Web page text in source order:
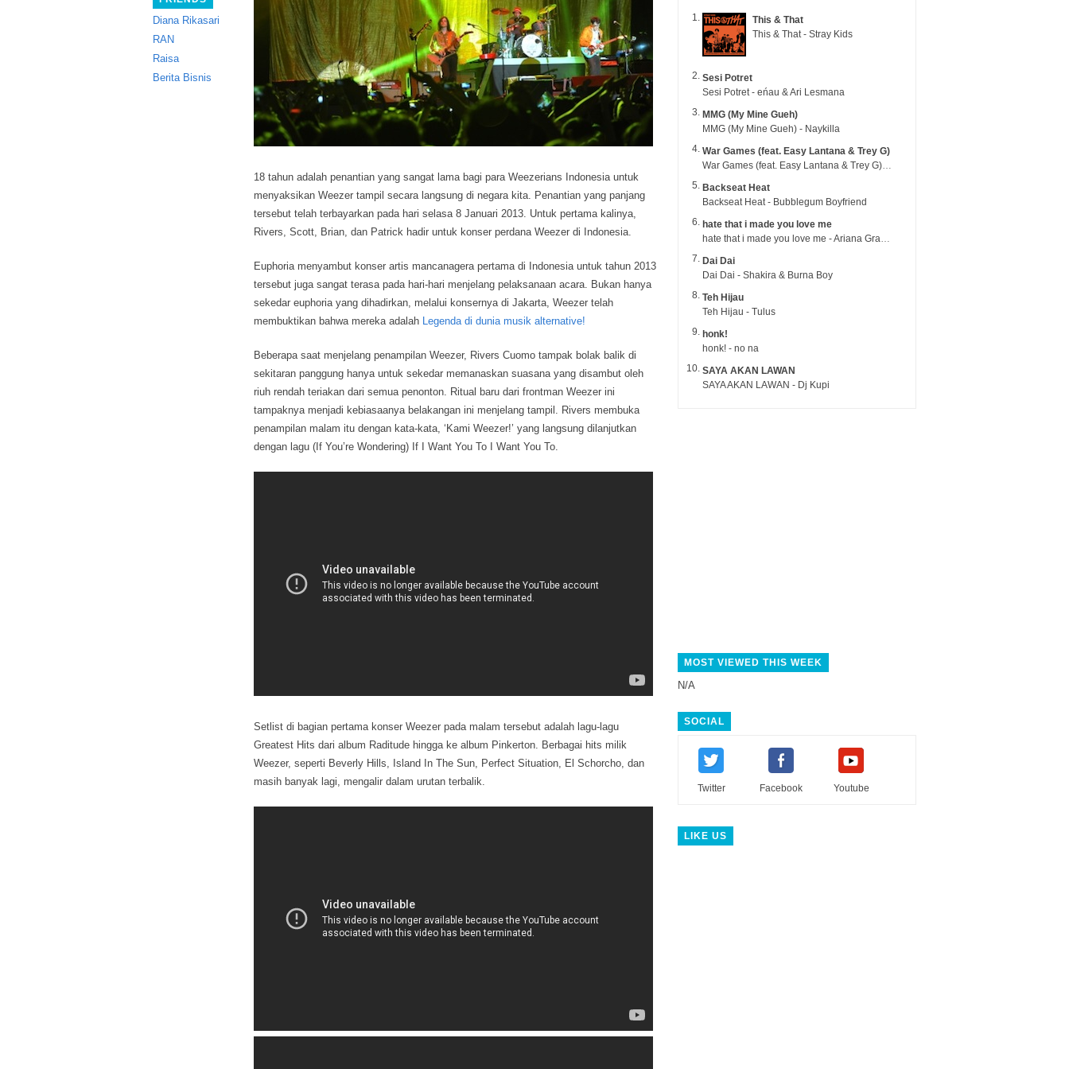
Diana Rikasari
RAN
Raisa
Berita Bisnis
18 tahun adalah penantian yang sangat lama bagi para Weezerians Indonesia untuk
menyaksikan Weezer tampil secara langsung di negara kita. Penantian yang panjang
tersebut telah terbayarkan pada hari selasa 8 Januari 2013. Untuk pertama kalinya,
Rivers, Scott, Brian, dan Patrick hadir untuk konser perdana Weezer di Indonesia.
Euphoria menyambut konser artis mancanagera pertama di Indonesia untuk tahun 2013
tersebut juga sangat terasa pada hari-hari menjelang pelaksanaan acara. Bukan hanya
sekedar euphoria yang dihadirkan, melalui konsernya di Jakarta, Weezer telah
membuktikan bahwa mereka adalah Legenda di dunia musik alternative!
Beberapa saat menjelang penampilan Weezer, Rivers Cuomo tampak bolak balik di
sekitaran panggung hanya untuk sekedar memanaskan suasana yang disambut oleh
riuh rendah teriakan dari semua penonton. Ritual baru dari frontman Weezer ini
tampaknya menjadi kebiasaanya belakangan ini menjelang tampil. Rivers membuka
penampilan malam itu dengan kata-kata, ‘Kami Weezer!’ yang langsung dilanjutkan
dengan lagu (If You’re Wondering) If I Want You To I Want You To.
Setlist di bagian pertama konser Weezer pada malam tersebut adalah lagu-lagu
Greatest Hits dari album Raditude hingga ke album Pinkerton. Berbagai hits milik
Weezer, seperti Beverly Hills, Island In The Sun, Perfect Situation, El Schorcho, dan
masih banyak lagi, mengalir dalam urutan terbalik.
This & That
This & That - Stray Kids
Sesi Potret
Sesi Potret - eńau & Ari Lesmana
MMG (My Mine Gueh)
MMG (My Mine Gueh) - Naykilla
War Games (feat. Easy Lantana & Trey G)
War Games (feat. Easy Lantana & Trey G) - Trub
Backseat Heat
Backseat Heat - Bubblegum Boyfriend
hate that i made you love me
hate that i made you love me - Ariana Grande
Dai Dai
Dai Dai - Shakira & Burna Boy
Teh Hijau
Teh Hijau - Tulus
honk!
honk! - no na
SAYA AKAN LAWAN
SAYA AKAN LAWAN - Dj Kupi
MOST VIEWED THIS WEEK
N/A
SOCIAL
Twitter Facebook Youtube
LIKE US